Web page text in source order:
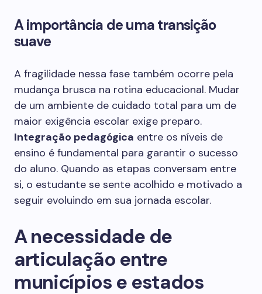
A importância de uma transição
suave
A fragilidade nessa fase também ocorre pela
mudança brusca na rotina educacional. Mudar
de um ambiente de cuidado total para um de
maior exigência escolar exige preparo.
Integração pedagógica entre os níveis de
ensino é fundamental para garantir o sucesso
do aluno. Quando as etapas conversam entre
si, o estudante se sente acolhido e motivado a
seguir evoluindo em sua jornada escolar.
A necessidade de
articulação entre
municípios e estados